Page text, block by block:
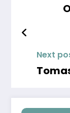
Next